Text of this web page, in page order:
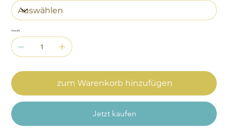
Anzahl
zum Warenkorb hinzufügen
Jetzt kaufen